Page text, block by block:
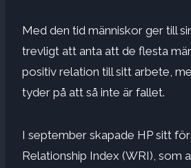
Med den tid människor ger till
trevligt att anta att de flesta
positiv relation till sitt arbete,
tyder på att så inte är fallet.
I september skapade HP sitt
Relationship Index (WRI), som